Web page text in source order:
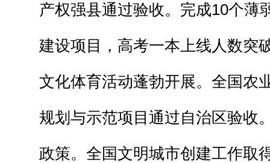
产权强县通过验收。完成10个薄
建设项目，高考一本上线人数突
文化体育活动蓬勃开展。全国农
规划与示范项目通过自治区验收
政策。全国文明城市创建工作取